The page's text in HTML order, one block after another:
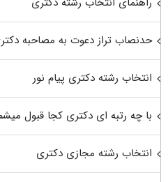
حدنصاب تراز دعوت به مصاحبه
انتخاب رشته دکتری پیام نور
با چه رتبه ای دکتری کجا قبول
انتخاب رشته مجازی دکتری